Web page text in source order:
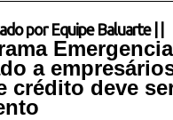
por Equipe Baluarte
a
crédito deve